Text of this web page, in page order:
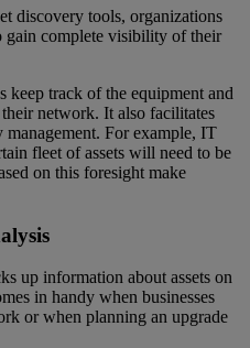
discovery tools, organizations
gain complete visibility of their
keep track of the equipment and
network. It also facilitates
For example, IT
fleet of assets will need to be
on this foresight make
up information about assets on
in handy when businesses
or when planning an upgrade